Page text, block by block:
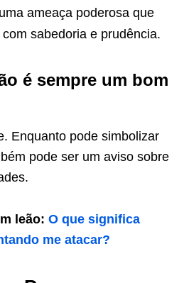
ameaça poderosa que
sabedoria e prudência.
é sempre um bom
Enquanto pode simbolizar
pode ser um aviso sobre
leão: O que significa
me atacar?